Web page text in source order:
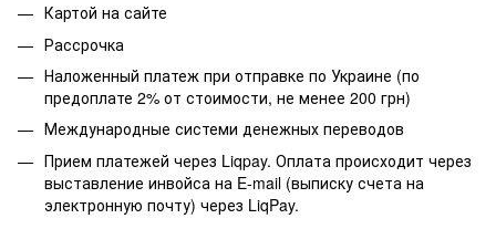
Картой на сайте
Рассрочка
Наложенный платеж при отправке по Украине (по
предоплате 2% от стоимости, не менее 200 грн)
Международные системи денежных переводов
Прием платежей через Liqpay. Оплата происходит через
выставление инвойса на E-mail (выписку счета на
электронную почту) через LiqPay.